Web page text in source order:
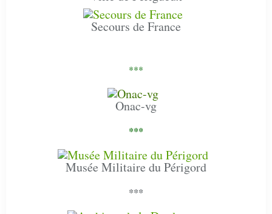
Secours de France
***
Onac-vg
***
Musée Militaire du Périgord
***